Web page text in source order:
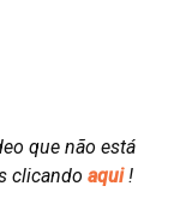
que não está
clicando aqui!